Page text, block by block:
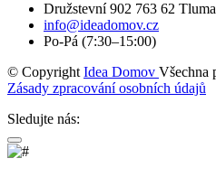
Družstevní 902 763 62
info@ideadomov.cz
Po-Pá (7:30–15:00)
© Copyright Idea Domov Všechna
Zásady zpracování osobních údajů
Sledujte nás: